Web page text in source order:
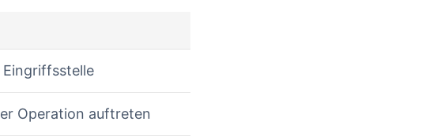
Operation auftreten